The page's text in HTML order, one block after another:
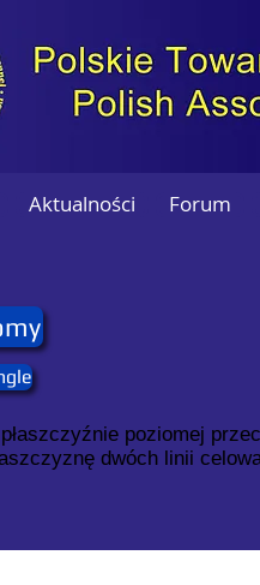
Aktualności Forum
poziomej
dwóch linii